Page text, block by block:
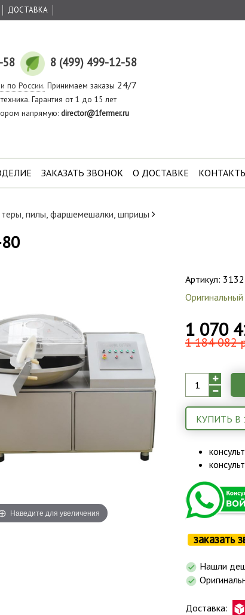
ДОСТАВКА
58 8 (499) 499-12-58
по России. Принимаем заказы 24/7
Гарантия от 1 до 15 лет
напрямую: director@1fermer.ru
ЗАКАЗАТЬ ЗВОНОК О ДОСТАВКЕ
пилы, фаршемешалки, шприцы
Наведите для увеличения
Артикул:
1 070
1 184 082
КУПИТЬ В
заказать
Нашли
Доставка: